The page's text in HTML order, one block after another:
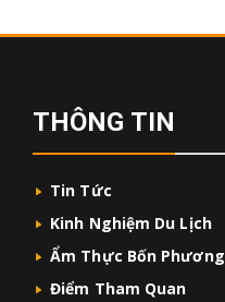
THÔNG TIN
Tin Tức
Kinh Nghiệm Du Lịch
Ẩm Thực Bốn Phương
Điểm Tham Quan